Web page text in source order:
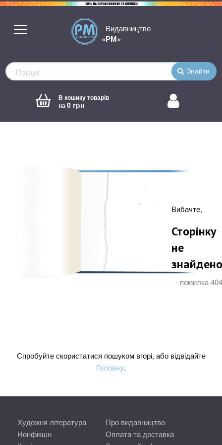
Видавництво
«РМ»
Знайти
В кошику товарів
на0 грн
Вибачте,
Сторінку
не
знайдено
- помилка 404
Спробуйте скористатися пошуком вгорі, або відвідайте
Головну.
Художня література
Нонфікшн
Про видавництво
Оплата та доставка